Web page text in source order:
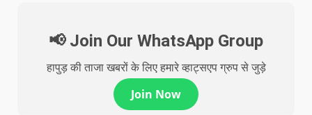
📢 Join Our WhatsApp Group
हापुड़ की ताजा खबरों के लिए हमारे व्हाट्सएप ग्रुप से जुड़े
Join Now